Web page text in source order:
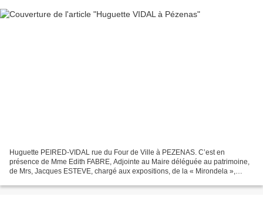
Huguette PEIRED-VIDAL rue du Four de Ville à PEZENAS. C’est en
présence de Mme Edith FABRE, Adjointe au Maire déléguée au patrimoine,
de Mrs, Jacques ESTEVE, chargé aux expositions, de la « Mirondela »,